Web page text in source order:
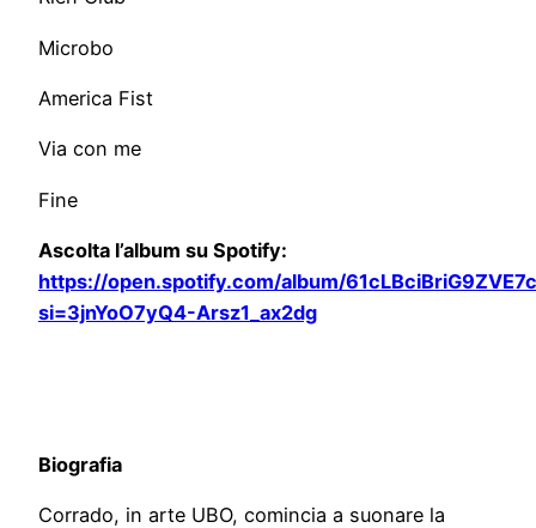
Microbo
America Fist
Via con me
Fine
Ascolta l’album su Spotify:
https://open.spotify.com/album/
si=3jnYoO7yQ4-Arsz1_ax2dg
Biografia
Corrado, in arte UBO, comincia a suonare la